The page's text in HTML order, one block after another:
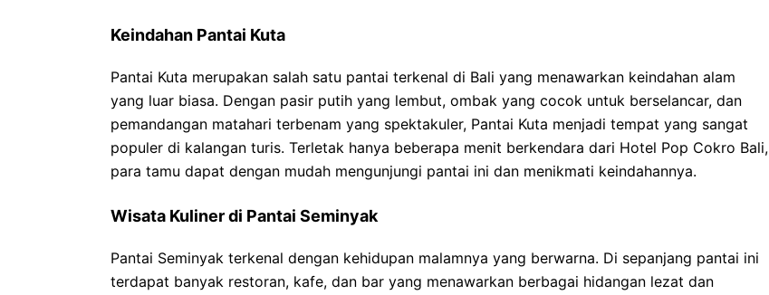
Keindahan Pantai Kuta
Pantai Kuta merupakan salah satu pantai terkenal di Bali yang menawarkan keindahan alam
yang luar biasa. Dengan pasir putih yang lembut, ombak yang cocok untuk berselancar, dan
pemandangan matahari terbenam yang spektakuler, Pantai Kuta menjadi tempat yang sangat
populer di kalangan turis. Terletak hanya beberapa menit berkendara dari Hotel Pop Cokro Bali,
para tamu dapat dengan mudah mengunjungi pantai ini dan menikmati keindahannya.
Wisata Kuliner di Pantai Seminyak
Pantai Seminyak terkenal dengan kehidupan malamnya yang berwarna. Di sepanjang pantai ini
terdapat banyak restoran, kafe, dan bar yang menawarkan berbagai hidangan lezat dan